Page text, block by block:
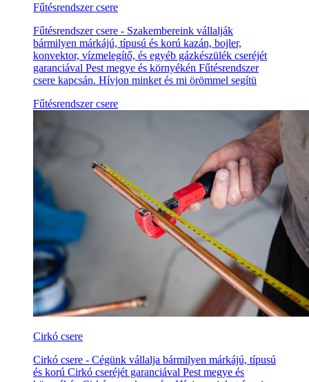
Fűtésrendszer csere
Fűtésrendszer csere - Szakembereink vállalják
bármilyen márkájú, típusú és korú kazán, bojler,
konvektor, vízmelegítő, és egyéb gázkészülék cseréjét
garanciával Pest megye és környékén Fűtésrendszer
csere kapcsán. Hívjon minket és mi örömmel segítü
Fűtésrendszer csere
Cirkó csere
Cirkó csere - Cégünk vállalja bármilyen márkájú, típusú
és korú Cirkó cseréjét garanciával Pest megye és